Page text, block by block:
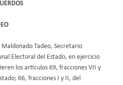
Tadeo, Secretario
Electoral del Estado, en ejercicio
los artículos 69, fracciones VII y
66, fracciones I y II, del